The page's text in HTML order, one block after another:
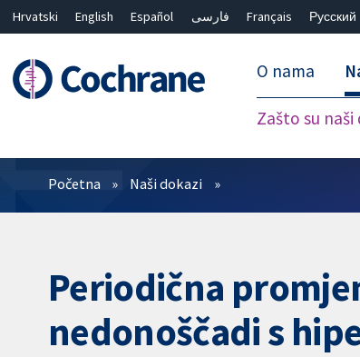
Hrvatski English Español فارسی Français Русский
O nama
Zašto su
Prečistači
Početna Naši dokazi
Periodična
nedonoščadi s